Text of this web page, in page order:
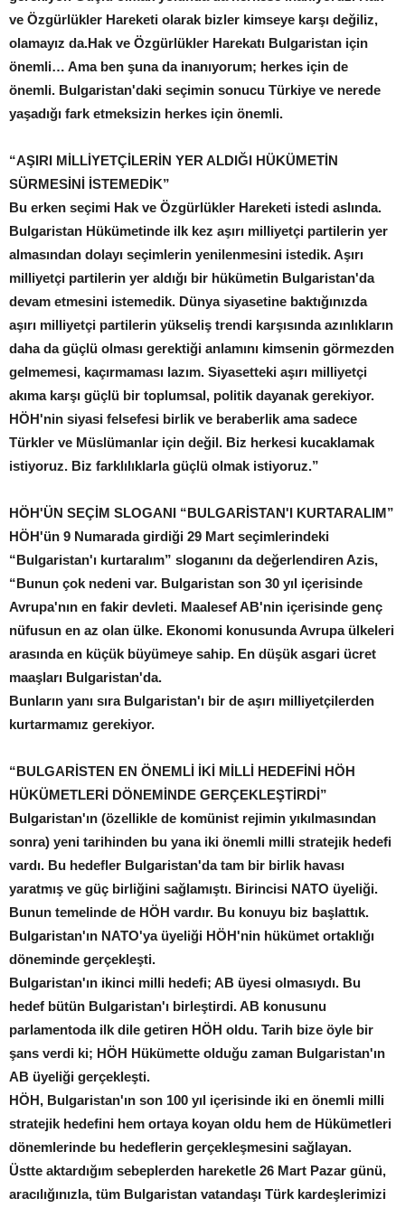
ve Özgürlükler Hareketi olarak bizler kimseye karşı değiliz,
olamayız da.Hak ve Özgürlükler Harekatı Bulgaristan için
önemli… Ama ben şuna da inanıyorum; herkes için de
önemli. Bulgaristan'daki seçimin sonucu Türkiye ve nerede
yaşadığı fark etmeksizin herkes için önemli.
“AŞIRI MİLLİYETÇİLERİN YER ALDIĞI HÜKÜMETİN
SÜRMESİNİ İSTEMEDİK”
Bu erken seçimi Hak ve Özgürlükler Hareketi istedi aslında.
Bulgaristan Hükümetinde ilk kez aşırı milliyetçi partilerin yer
almasından dolayı seçimlerin yenilenmesini istedik. Aşırı
milliyetçi partilerin yer aldığı bir hükümetin Bulgaristan'da
devam etmesini istemedik. Dünya siyasetine baktığınızda
aşırı milliyetçi partilerin yükseliş trendi karşısında azınlıkların
daha da güçlü olması gerektiği anlamını kimsenin görmezden
gelmemesi, kaçırmaması lazım. Siyasetteki aşırı milliyetçi
akıma karşı güçlü bir toplumsal, politik dayanak gerekiyor.
HÖH'nin siyasi felsefesi birlik ve beraberlik ama sadece
Türkler ve Müslümanlar için değil. Biz herkesi kucaklamak
istiyoruz. Biz farklılıklarla güçlü olmak istiyoruz.”
HÖH'ÜN SEÇİM SLOGANI “BULGARİSTAN'I KURTARALIM”
HÖH'ün 9 Numarada girdiği 29 Mart seçimlerindeki
“Bulgaristan'ı kurtaralım” sloganını da değerlendiren Azis,
“Bunun çok nedeni var. Bulgaristan son 30 yıl içerisinde
Avrupa'nın en fakir devleti. Maalesef AB'nin içerisinde genç
nüfusun en az olan ülke. Ekonomi konusunda Avrupa ülkeleri
arasında en küçük büyümeye sahip. En düşük asgari ücret
maaşları Bulgaristan'da.
Bunların yanı sıra Bulgaristan'ı bir de aşırı milliyetçilerden
kurtarmamız gerekiyor.
“BULGARİSTEN EN ÖNEMLİ İKİ MİLLİ HEDEFİNİ HÖH
HÜKÜMETLERİ DÖNEMİNDE GERÇEKLEŞTİRDİ”
Bulgaristan'ın (özellikle de komünist rejimin yıkılmasından
sonra) yeni tarihinden bu yana iki önemli milli stratejik hedefi
vardı. Bu hedefler Bulgaristan'da tam bir birlik havası
yaratmış ve güç birliğini sağlamıştı. Birincisi NATO üyeliği.
Bunun temelinde de HÖH vardır. Bu konuyu biz başlattık.
Bulgaristan'ın NATO'ya üyeliği HÖH'nin hükümet ortaklığı
döneminde gerçekleşti.
Bulgaristan'ın ikinci milli hedefi; AB üyesi olmasıydı. Bu
hedef bütün Bulgaristan'ı birleştirdi. AB konusunu
parlamentoda ilk dile getiren HÖH oldu. Tarih bize öyle bir
şans verdi ki; HÖH Hükümette olduğu zaman Bulgaristan'ın
AB üyeliği gerçekleşti.
HÖH, Bulgaristan'ın son 100 yıl içerisinde iki en önemli milli
stratejik hedefini hem ortaya koyan oldu hem de Hükümetleri
dönemlerinde bu hedeflerin gerçekleşmesini sağlayan.
Üstte aktardığım sebeplerden hareketle 26 Mart Pazar günü,
aracılığınızla, tüm Bulgaristan vatandaşı Türk kardeşlerimizi